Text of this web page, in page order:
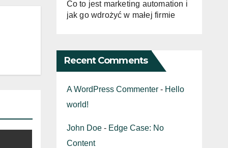
Co to jest marketing automation i
jak go wdrożyć w małej firmie
Recent Comments
A WordPress Commenter- Hello
world!
John Doe- Edge Case: No
Content